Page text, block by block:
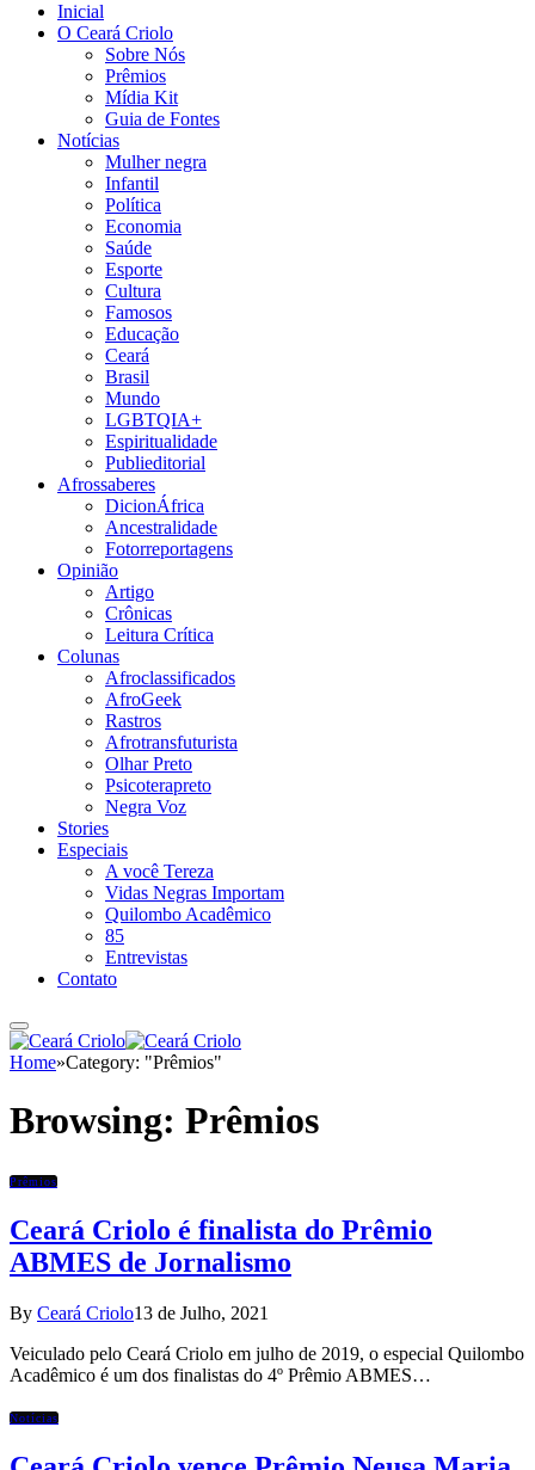
Inicial
O Ceará Criolo
Sobre Nós
Prêmios
Mídia Kit
Guia de Fontes
Notícias
Mulher negra
Infantil
Política
Economia
Saúde
Esporte
Cultura
Famosos
Educação
Ceará
Brasil
Mundo
LGBTQIA+
Espiritualidade
Publieditorial
Afrossaberes
DicionÁfrica
Ancestralidade
Fotorreportagens
Opinião
Artigo
Crônicas
Leitura Crítica
Colunas
Afroclassificados
AfroGeek
Rastros
Afrotransfuturista
Olhar Preto
Psicoterapreto
Negra Voz
Stories
Especiais
A você Tereza
Vidas Negras Importam
Quilombo Acadêmico
85
Entrevistas
Contato
Home»Category: "Prêmios"
Browsing: Prêmios
Prêmios
Ceará Criolo é finalista do Prêmio
ABMES de Jornalismo
By Ceará Criolo13 de Julho, 2021
Veiculado pelo Ceará Criolo em julho de 2019, o especial Quilombo
Acadêmico é um dos finalistas do 4º Prêmio ABMES…
Notícias